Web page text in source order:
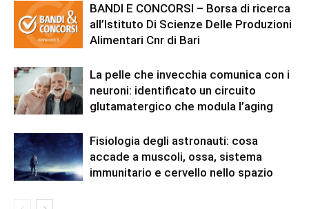
BANDI E CONCORSI – Borsa di ricerca
all’Istituto Di Scienze Delle Produzioni
Alimentari Cnr di Bari
La pelle che invecchia comunica con i
neuroni: identificato un circuito
glutamatergico che modula l’aging
Fisiologia degli astronauti: cosa
accade a muscoli, ossa, sistema
immunitario e cervello nello spazio